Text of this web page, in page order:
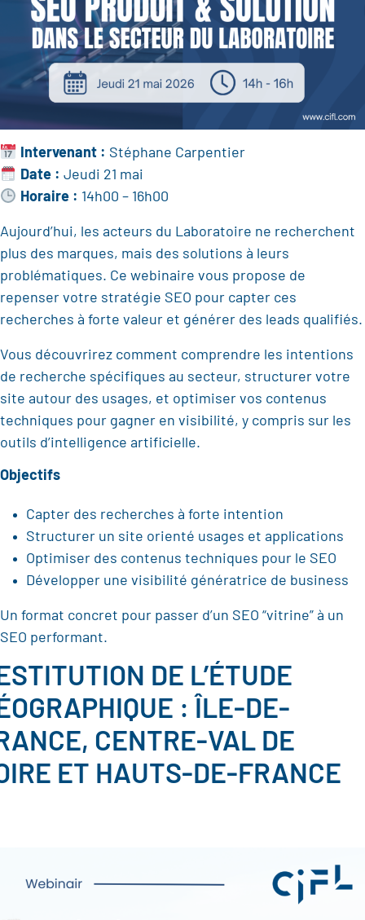
Intervenant : Stéphane Carpentier
Date : Jeudi 21 mai
Horaire : 14h00 – 16h00
Aujourd’hui, les acteurs du Laboratoire ne recherchent
plus des marques, mais des solutions à leurs
problématiques. Ce webinaire vous propose de
repenser votre stratégie SEO pour capter ces
recherches à forte valeur et générer des leads qualifiés.
Vous découvrirez comment comprendre les intentions
de recherche spécifiques au secteur, structurer votre
site autour des usages, et optimiser vos contenus
techniques pour gagner en visibilité, y compris sur les
outils d’intelligence artificielle.
Objectifs
Capter des recherches à forte intention
Structurer un site orienté usages et applications
Optimiser des contenus techniques pour le SEO
Développer une visibilité génératrice de business
Un format concret pour passer d’un SEO “vitrine” à un
SEO performant.
DE L’ÉTUDE
: ÎLE-DE-
CENTRE-VAL DE
ET HAUTS-DE-FRANCE